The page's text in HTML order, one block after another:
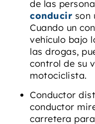
de las
conducir son
Cuando un
vehículo bajo
las drogas,
control de su
motociclista.
Conductor
conductor
carretera